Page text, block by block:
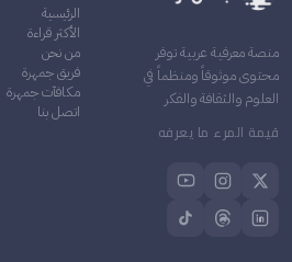
منصة معرفية عربية توفر
محتوى موثوقاً ومنظماً في
العلوم والثقافة والفكر
قيمة المرء ما يعرفه
الرئيسية
الأكثر قراءة
من نحن
فريق جمهرة
مكافآت جمهرة
اتصل بنا